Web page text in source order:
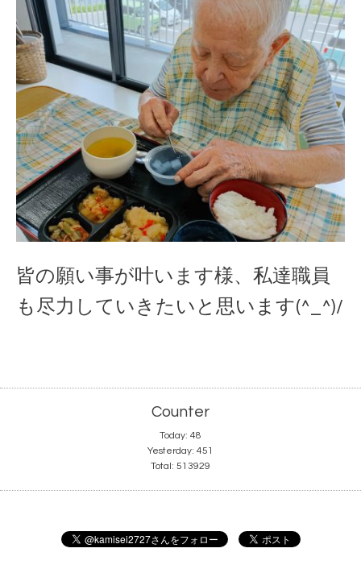
皆の願い事が叶います様、私達職員
も尽力していきたいと思います(^_^)/
Counter
Today: 48
Yesterday: 451
Total: 513929